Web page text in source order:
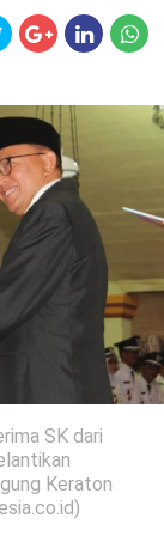
SK dari
Keraton